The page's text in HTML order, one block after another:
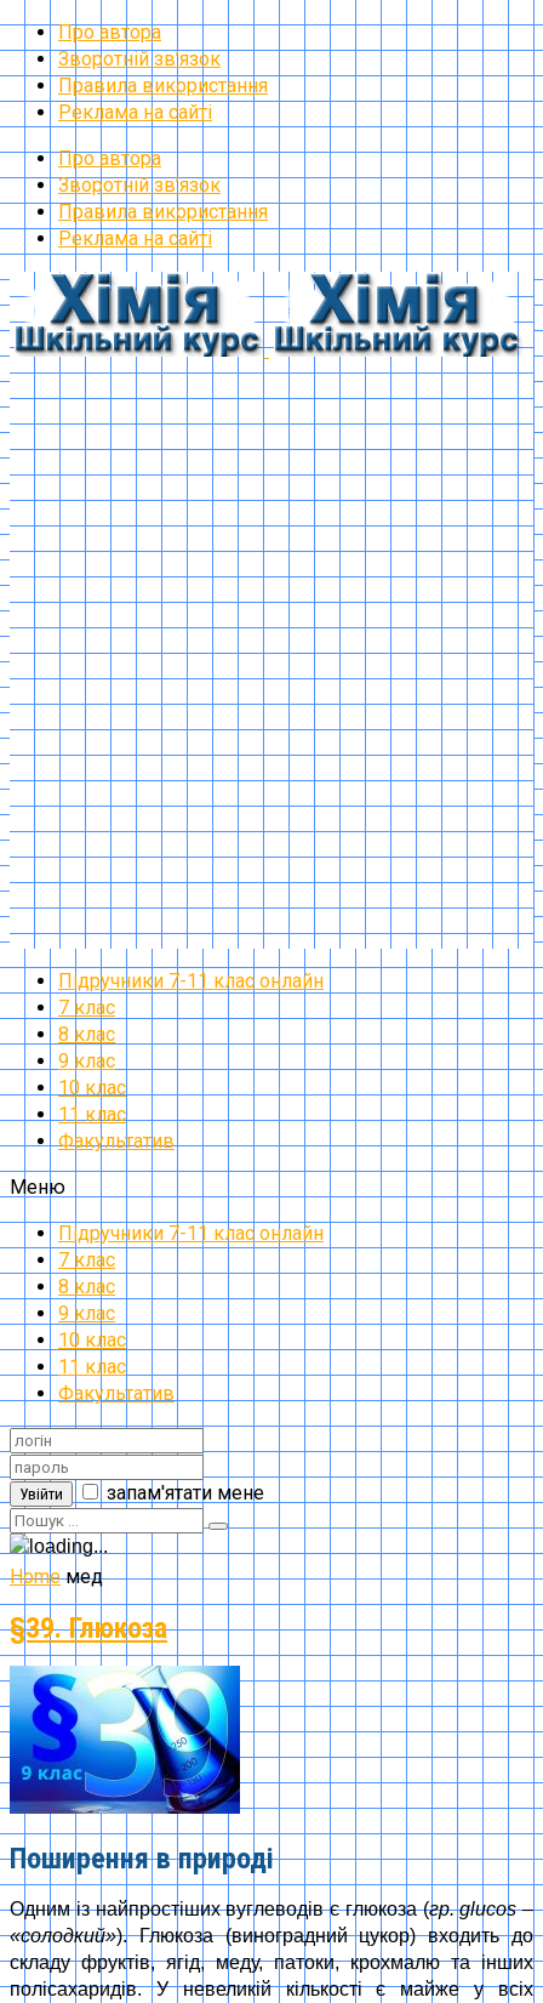
Про автора
Зворотній зв’язок
Правила використання
Реклама на сайті
Про автора
Зворотній зв’язок
Правила використання
Реклама на сайті
Підручники 7-11 клас онлайн
7 клас
8 клас
9 клас
10 клас
11 клас
Факультатив
Меню
Підручники 7-11 клас онлайн
7 клас
8 клас
9 клас
10 клас
11 клас
Факультатив
Увійти запам'ятати мене
Home мед
§39. Глюкоза
Поширення в природі
Одним із найпростіших вуглеводів є глюкоза (гр. glucos –
«солодкий»). Глюкоза (виноградний цукор) входить до
складу фруктів, ягід, меду, патоки, крохмалю та інших
полісахаридів. У невеликій кількості є майже у всіх